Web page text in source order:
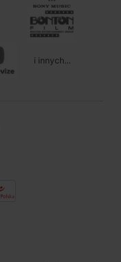
i innych...